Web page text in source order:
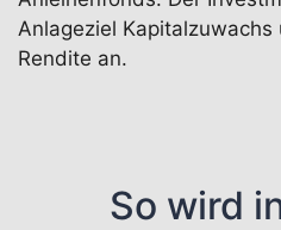
Anlageziel
Rendite an.
So wird